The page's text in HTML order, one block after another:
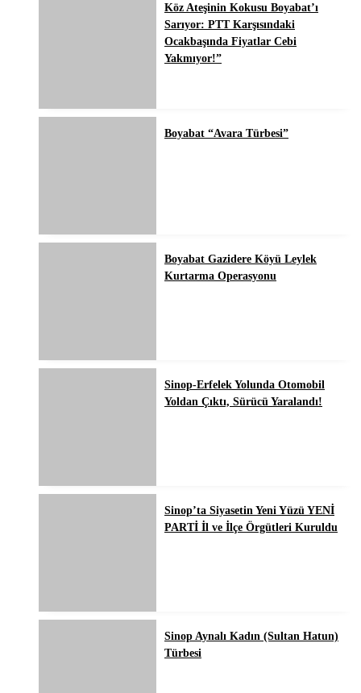
Köz Ateşinin Kokusu Boyabat’ı
Sarıyor: PTT Karşısındaki
Ocakbaşında Fiyatlar Cebi
Yakmıyor!”
Boyabat “Avara Türbesi”
Boyabat Gazidere Köyü Leylek
Kurtarma Operasyonu
Sinop-Erfelek Yolunda Otomobil
Yoldan Çıktı, Sürücü Yaralandı!
Sinop’ta Siyasetin Yeni Yüzü YENİ
PARTİ İl ve İlçe Örgütleri Kuruldu
Sinop Aynalı Kadın (Sultan Hatun)
Türbesi